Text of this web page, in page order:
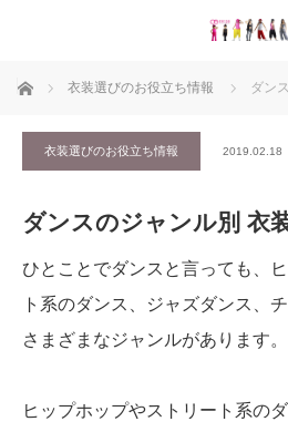
ホーム 衣装選びのお役立ち情報 ダン
衣装選びのお役立ち情報 2019.02.18
ダンスのジャンル別 衣
ひとことでダンスと言っても、
ト系のダンス、ジャズダンス、
さまざまなジャンルがあります。
ヒップホップやストリート系の